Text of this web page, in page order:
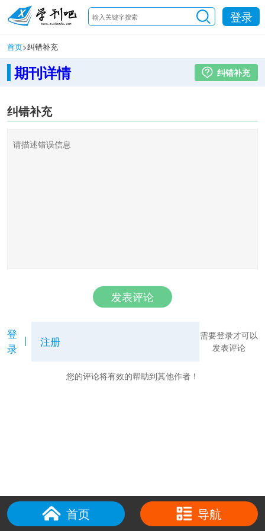
登录
首页>纠错补充
期刊详情 纠错补充
纠错补充
发表评论
登
录
注册
需要登录才可以
发表评论
您的评论将有效的帮助到其他作者！
首页 导航